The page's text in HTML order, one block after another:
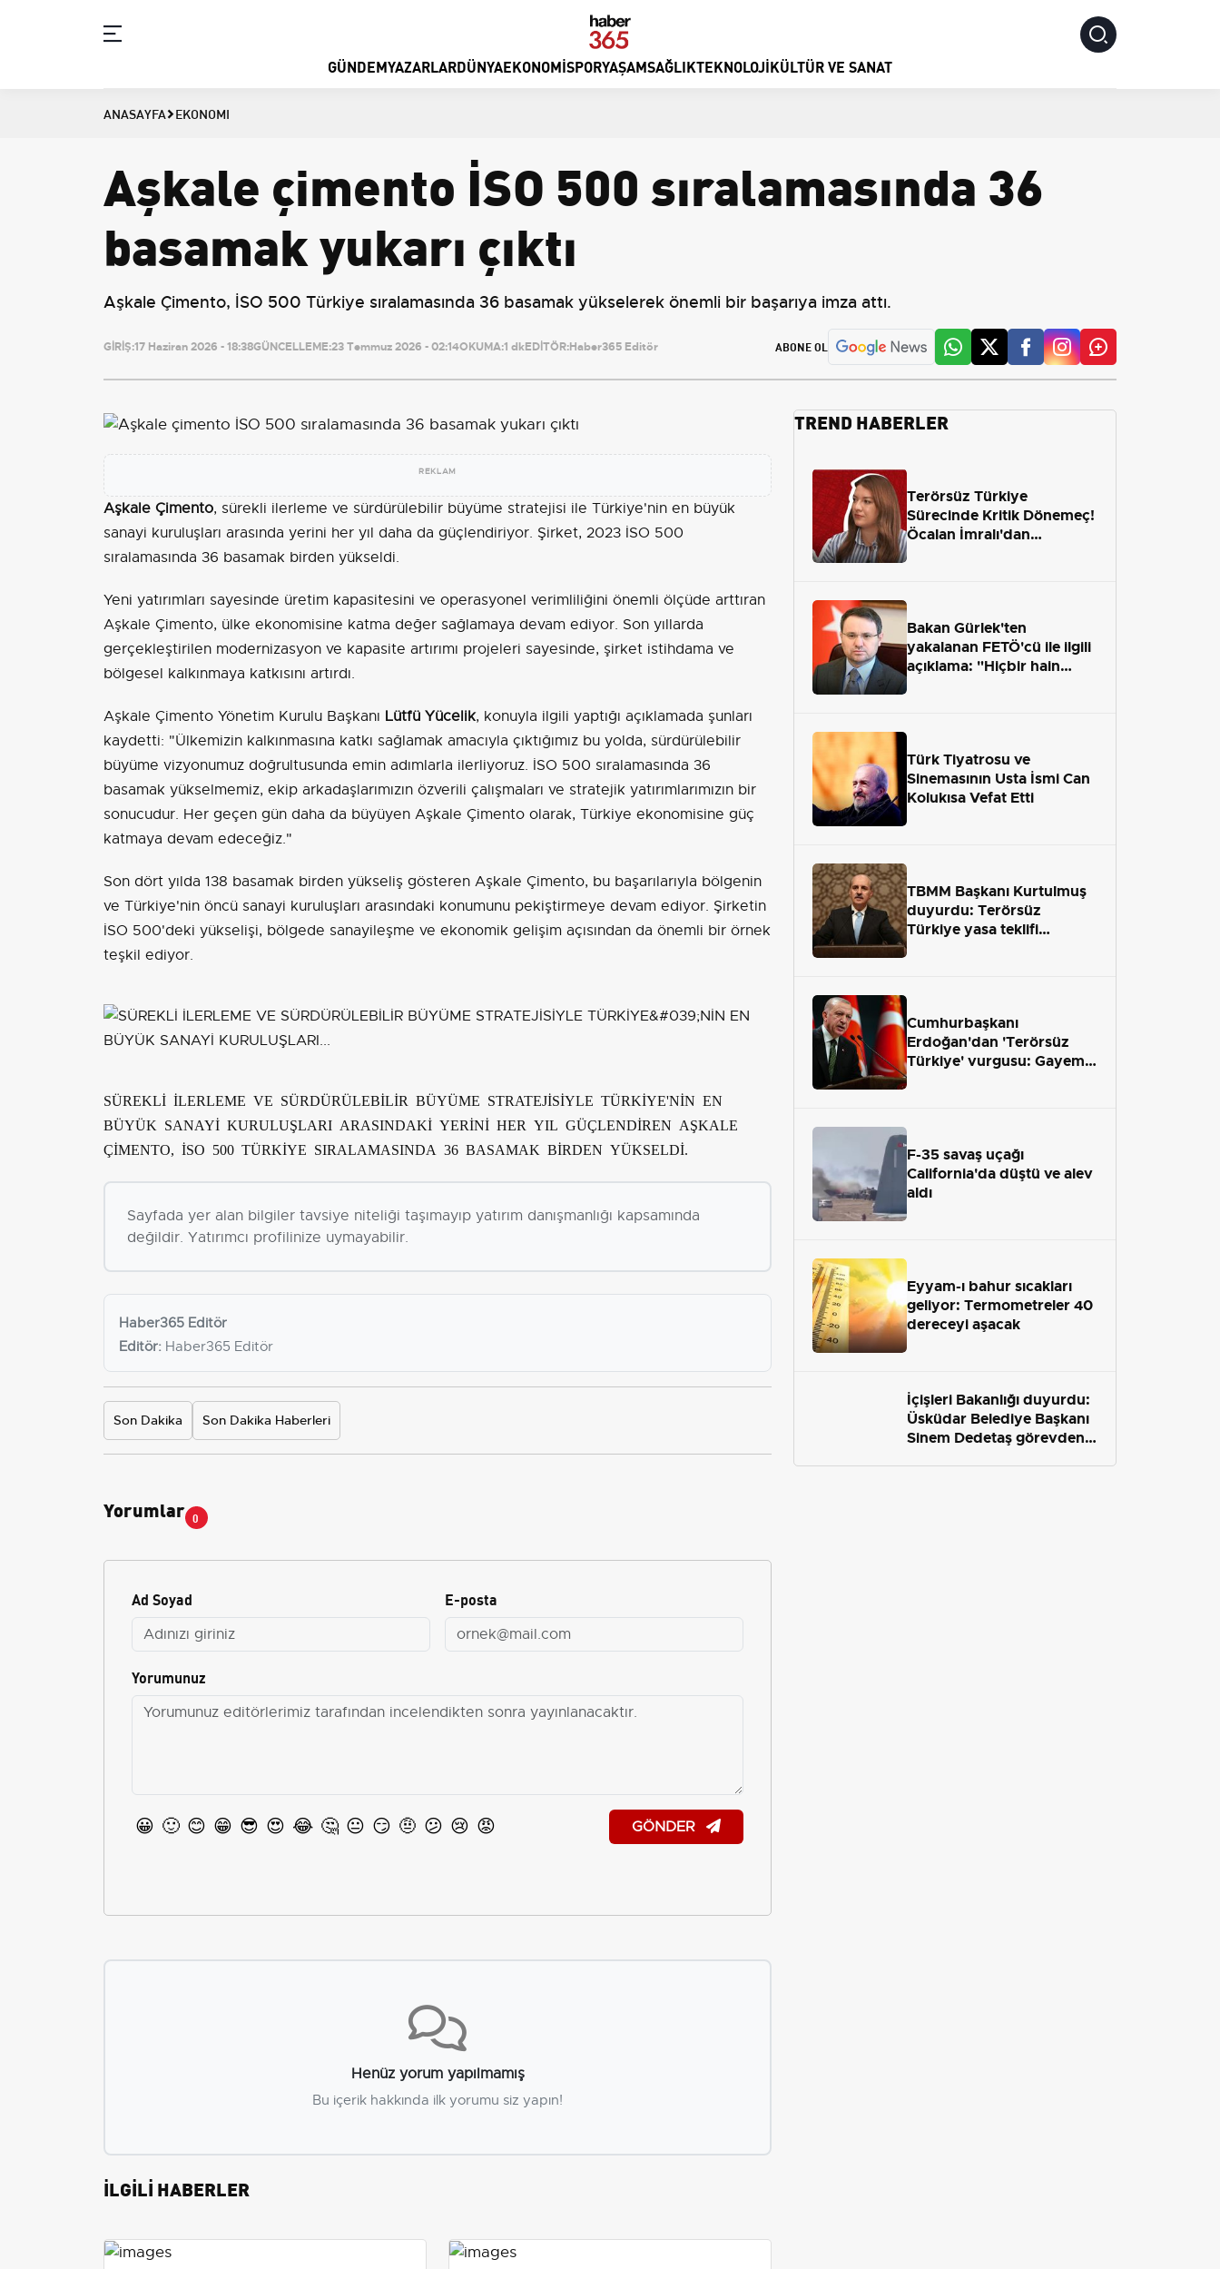
GÜNDEMYAZARLARDÜNYAEKONOMISPORYAŞAMSAĞLIKTEKNOLOJIKÜLTÜR VE SANAT
ANASAYFA EKONOMI
Aşkale çimento İSO 500 sıralamasında 36
basamak yukarı çıktı
Aşkale Çimento, İSO 500 Türkiye sıralamasında 36 basamak yükselerek önemli bir başarıya imza attı.
GİRİŞ:17 Haziran 2026 - 18:38GÜNCELLEME:23 Temmuz 2026 - 02:14OKUMA:1 dkEDİTÖR:Haber365 Editör ABONE OL
REKLAM
Aşkale Çimento, sürekli ilerleme ve sürdürülebilir büyüme stratejisi ile Türkiye'nin en büyük
sanayi kuruluşları arasında yerini her yıl daha da güçlendiriyor. Şirket, 2023 İSO 500
sıralamasında 36 basamak birden yükseldi.
Yeni yatırımları sayesinde üretim kapasitesini ve operasyonel verimliliğini önemli ölçüde arttıran
Aşkale Çimento, ülke ekonomisine katma değer sağlamaya devam ediyor. Son yıllarda
gerçekleştirilen modernizasyon ve kapasite artırımı projeleri sayesinde, şirket istihdama ve
bölgesel kalkınmaya katkısını artırdı.
Aşkale Çimento Yönetim Kurulu Başkanı Lütfü Yücelik, konuyla ilgili yaptığı açıklamada şunları
kaydetti: "Ülkemizin kalkınmasına katkı sağlamak amacıyla çıktığımız bu yolda, sürdürülebilir
büyüme vizyonumuz doğrultusunda emin adımlarla ilerliyoruz. İSO 500 sıralamasında 36
basamak yükselmemiz, ekip arkadaşlarımızın özverili çalışmaları ve stratejik yatırımlarımızın bir
sonucudur. Her geçen gün daha da büyüyen Aşkale Çimento olarak, Türkiye ekonomisine güç
katmaya devam edeceğiz."
Son dört yılda 138 basamak birden yükseliş gösteren Aşkale Çimento, bu başarılarıyla bölgenin
ve Türkiye'nin öncü sanayi kuruluşları arasındaki konumunu pekiştirmeye devam ediyor. Şirketin
İSO 500'deki yükselişi, bölgede sanayileşme ve ekonomik gelişim açısından da önemli bir örnek
teşkil ediyor.
SÜREKLİ İLERLEME VE SÜRDÜRÜLEBİLİR BÜYÜME STRATEJİSİYLE TÜRKİYE'NİN EN
BÜYÜK SANAYİ KURULUŞLARI ARASINDAKİ YERİNİ HER YIL GÜÇLENDİREN AŞKALE
ÇİMENTO, İSO 500 TÜRKİYE SIRALAMASINDA 36 BASAMAK BİRDEN YÜKSELDİ.
Sayfada yer alan bilgiler tavsiye niteliği taşımayıp yatırım danışmanlığı kapsamında
değildir. Yatırımcı profilinize uymayabilir.
Haber365 Editör
Editör: Haber365 Editör
Son Dakika Son Dakika Haberleri
Yorumlar 0
Ad Soyad E-posta
Yorumunuz
😀 🙂 😊 😁 😎 😍 😂 🤔 😐 😏 🤨 😕 😢 😡 GÖNDER
Henüz yorum yapılmamış
Bu içerik hakkında ilk yorumu siz yapın!
İLGİLİ HABERLER
TREND HABERLER
Terörsüz Türkiye
Sürecinde Kritik Dönemeç!
Öcalan İmralı'dan
Bakan Gürlek'ten
yakalanan FETÖ'cü ile ilgili
açıklama: "Hiçbir hain
Türk Tiyatrosu ve
Sinemasının Usta İsmi Can
Kolukısa Vefat Etti
TBMM Başkanı Kurtulmuş
duyurdu: Terörsüz
Türkiye yasa teklifi
Cumhurbaşkanı
Erdoğan'dan 'Terörsüz
Türkiye' vurgusu: Gayemiz
F-35 savaş uçağı
California'da düştü ve alev
aldı
Eyyam-ı bahur sıcakları
geliyor: Termometreler 40
dereceyi aşacak
İçişleri Bakanlığı duyurdu:
Üsküdar Belediye Başkanı
Sinem Dedetaş görevden